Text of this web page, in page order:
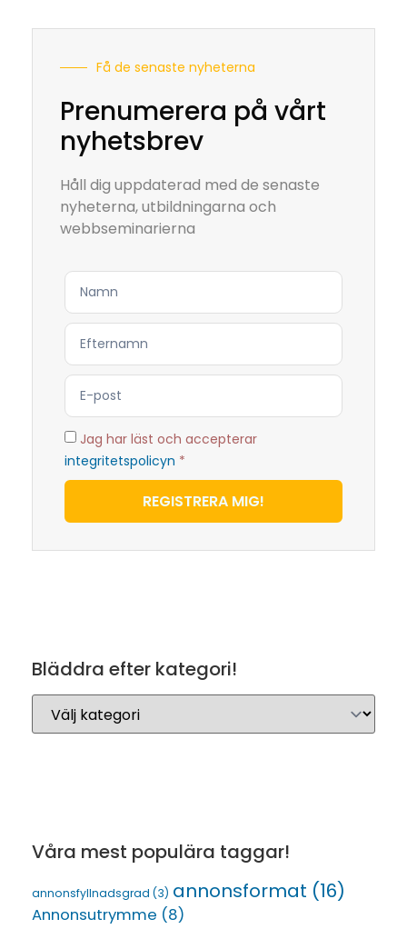
Få de senaste nyheterna
Prenumerera på vårt
nyhetsbrev
Håll dig uppdaterad med de senaste
nyheterna, utbildningarna och
webbseminarierna
Jag har läst och accepterar
integritetspolicyn *
REGISTRERA MIG!
Bläddra efter kategori!
Våra mest populära taggar!
annonsfyllnadsgrad (3) annonsformat (16)
Annonsutrymme (8)